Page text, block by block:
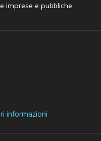
imprese e pubbliche
informazioni